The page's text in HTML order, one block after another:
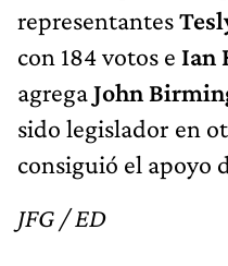
representantes
con 184 votos e Ian
agregaJohn
sido legislador en
consiguió el apoyo
JFG / ED